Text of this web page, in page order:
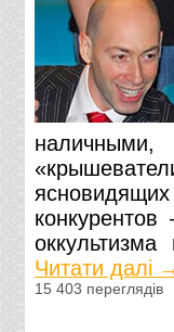
Читати далі
15 403 переглядів